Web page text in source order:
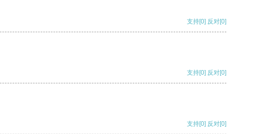
支持[0] 反对[0]
支持[0] 反对[0]
支持[0] 反对[0]